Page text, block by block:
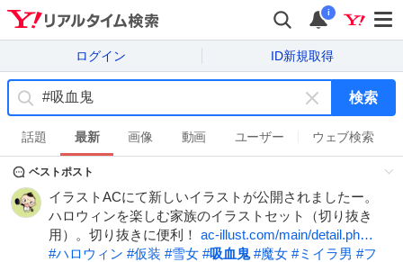
i
ログイン ID新規取得
キ
ー
ワ
ド
を
消
す
検索
話題 最新 画像 動画 ユーザー ウェブ検索
ベストポスト
イラストACにて新しいイラストが公開されましたー。
ハロウィンを楽しむ家族のイラストセット（切り抜き
用）。切り抜きに便利！ ac-illust.com/main/detail.ph…
#ハロウィン #仮装 #雪女 #吸血鬼 #魔女 #ミイラ男 #フ